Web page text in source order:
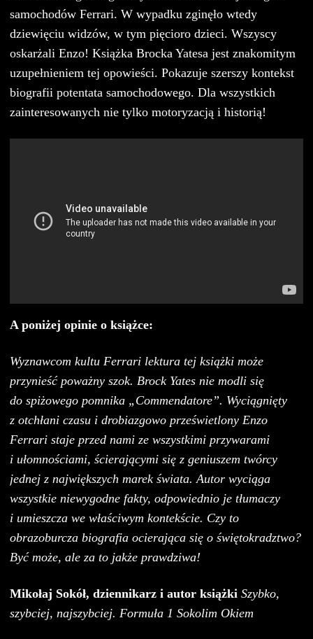
samochodów Ferrari. W wypadku zginęło wtedy
dziewięciu widzów, w tym pięcioro dzieci. Wszyscy
oskarżali Enzo! Książka Brocka Yatesa jest znakomitym
uzupełnieniem tej opowieści. Pokazuje szerszy kontekst
biografii potentata samochodowego. Dla wszystkich
zainteresowanych nie tylko motoryzacją i historią!
A poniżej opinie o książce:
Wyznawcom kultu Ferrari lektura tej książki może
przynieść poważny szok. Brock Yates nie modli się
do spiżowego pomnika „Commendatore”. Wyciągnięty
z otchłani czasu i drobiazgowo prześwietlony Enzo
Ferrari staje przed nami ze wszystkimi przywarami
i ułomnościami, ścierającymi się z geniuszem twórcy
jednej z największych marek świata. Autor wyciąga
wszystkie niewygodne fakty, odpowiednio je tłumaczy
i umieszcza we właściwym kontekście. Czy to
obrazoburcza biografia ocierająca się o świętokradztwo?
Być może, ale za to jakże prawdziwa!
Mikołaj Sokół, dziennikarz i autor książki Szybko,
szybciej, najszybciej. Formuła 1 Sokolim Okiem